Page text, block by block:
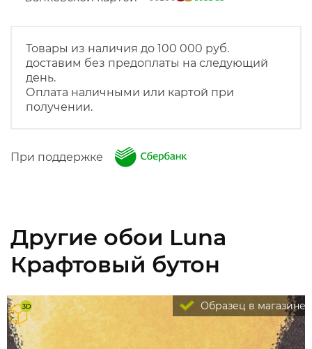
Товары из наличия до 100 000 руб.
доставим без предоплаты на следующий
день.
Оплата наличными или картой при
получении.
При поддержке
Другие обои Luna
Крафтовый бутон
Образец в магазине